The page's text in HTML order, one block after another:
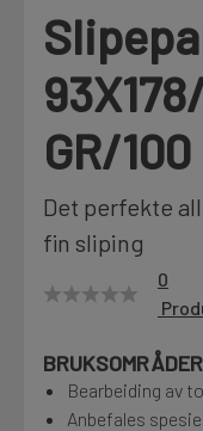
Fag
Motek
Finn butikk
Kontakt og
Kontakt
Fra
LOGG UT
GR/100
Det perfekte
fin sliping
0
BRUKSOMRÅDER
Bearbeiding av
Anbefales